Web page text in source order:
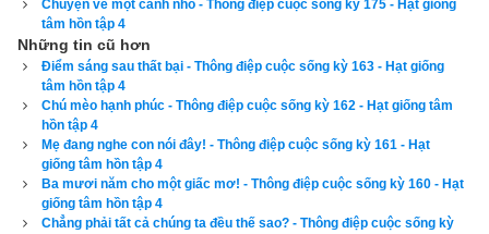
chọn hướng tốt xuất hành
Quỷ Cốc Tử, xem ngày tốt xấu theo dân gian…nên vinh dự
được độc giả bình chọn là phần mềm lịch vạn niên số 1 hiện
nay. Phiên bản lịch vạn niên 2023 hoàn toàn mới của chúng tôi
không những giao diện đẹp, dễ sử dụng mà còn luận giải
chính xác và chi tiết từng mục giúp độc giả dễ dàng lựa chọn
được ngày tốt, giờ đẹp để khởi sự công việc. Hãy thử một lần
để cảm nhận sự khác biệt so với các phần mềm lịch vạn sự
Chuyện về một cành nho - Thông điệp cuộc sống kỳ 175 - Hạt giống
tâm hồn tập 4
Những tin cũ hơn
Điểm sáng sau thất bại - Thông điệp cuộc sống kỳ 163 - Hạt giống
tâm hồn tập 4
Chú mèo hạnh phúc - Thông điệp cuộc sống kỳ 162 - Hạt giống tâm
hồn tập 4
Mẹ đang nghe con nói đây! - Thông điệp cuộc sống kỳ 161 - Hạt
giống tâm hồn tập 4
Ba mươi năm cho một giấc mơ! - Thông điệp cuộc sống kỳ 160 - Hạt
giống tâm hồn tập 4
Chẳng phải tất cả chúng ta đều thế sao? - Thông điệp cuộc sống kỳ